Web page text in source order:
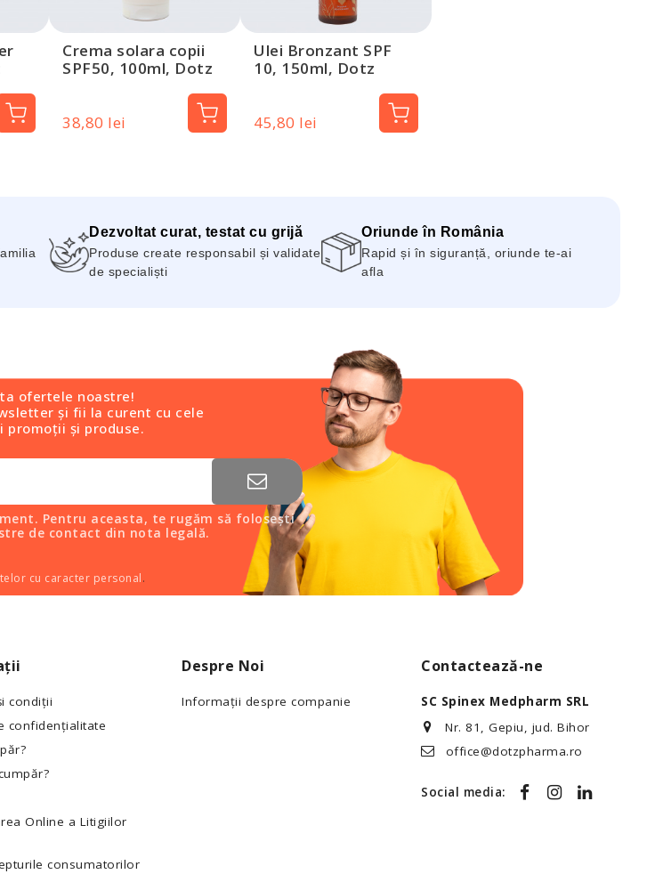
Crema solara copii
SPF50, 100ml, Dotz
38,80 lei
Ulei Bronzant SPF
10, 150ml, Dotz
45,80 lei
Dezvoltat curat, testat cu grijă
Produse create responsabil și validate
de specialiști
Oriunde în România
Rapid și în siguranță, oriunde te-ai
afla
ofertele noastre!
și fii la curent cu cele
promoții și produse.
Pentru aceasta, te rugăm să folosești
de contact din nota legală.
cu caracter personal.
condiții
confidențialitate
Online a Litigiilor
consumatorilor
Despre Noi
Informații despre companie
Contactează-ne
SC Spinex Medpharm SRL
Nr. 81, Gepiu, jud. Bihor
office@dotzpharma.ro
Social media: